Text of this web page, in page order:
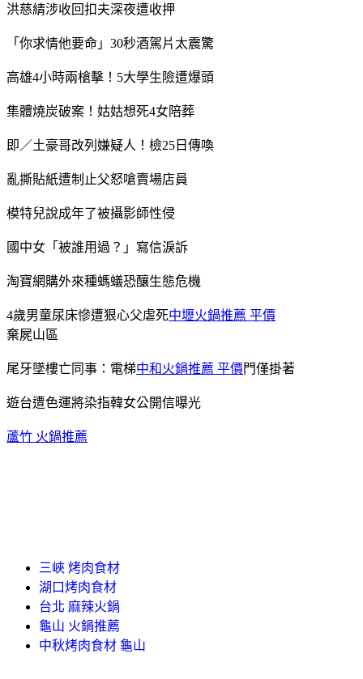
洪慈綪涉收回扣夫深夜遭收押
「你求情他要命」30秒酒駕片太震驚
高雄4小時兩槍擊！5大學生險遭爆頭
集體燒炭破案！姑姑想死4女陪葬
即／土豪哥改列嫌疑人！檢25日傳喚
亂撕貼紙遭制止父怒嗆賣場店員
模特兒說成年了被攝影師性侵
國中女「被誰用過？」寫信淚訴
淘寶網購外來種螞蟻恐釀生態危機
4歲男童尿床慘遭狠心父虐死中壢火鍋推薦 平價
棄屍山區
尾牙墜樓亡同事：電梯中和火鍋推薦 平價門僅掛著
遊台遭色運將染指韓女公開信曝光
蘆竹 火鍋推薦
三峽 烤肉食材
湖口烤肉食材
台北 麻辣火鍋
龜山 火鍋推薦
中秋烤肉食材 龜山